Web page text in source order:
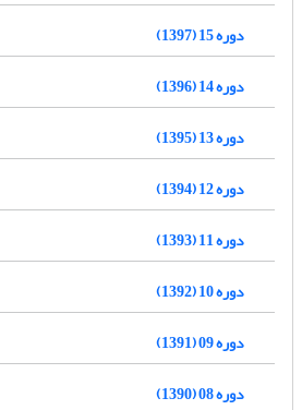
دوره 15 (1397)
دوره 14 (1396)
دوره 13 (1395)
دوره 12 (1394)
دوره 11 (1393)
دوره 10 (1392)
دوره 09 (1391)
دوره 08 (1390)